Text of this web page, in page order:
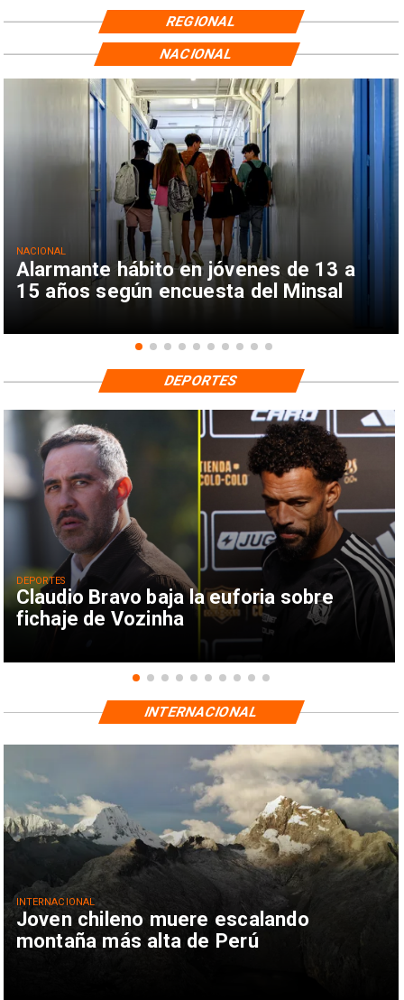
REGIONAL
Alarmante hábito en jóvenes de 13 a
15 años según encuesta del Minsal
NACIONAL
NACIONAL
Claudio Bravo baja la euforia sobre
fichaje de Vozinha
DEPORTES
DEPORTES
Joven chileno muere escalando
montaña más alta de Perú
INTERNACIONAL
INTERNACIONAL